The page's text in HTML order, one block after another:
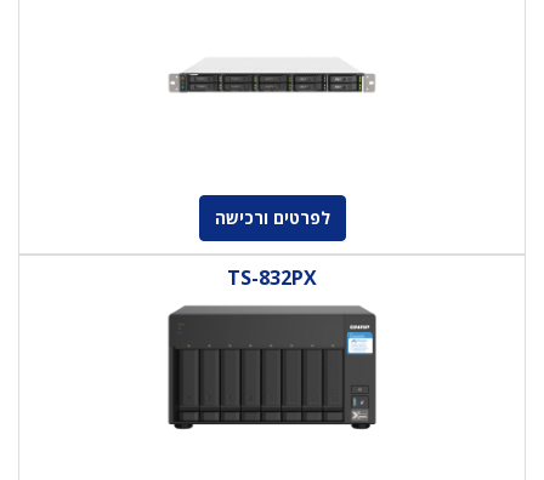
לפרטים ורכישה
TS-832PX